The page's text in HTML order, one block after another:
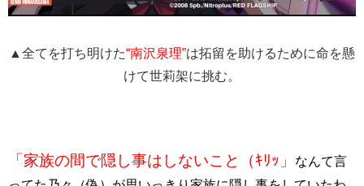
▲全てを打ち明けた“南沢泉理”は拓留を助けるために命を懸
けて世莉架に挑む。
「家族の間で隠し事はしないこと（ｷﾘｯ」
なんて言